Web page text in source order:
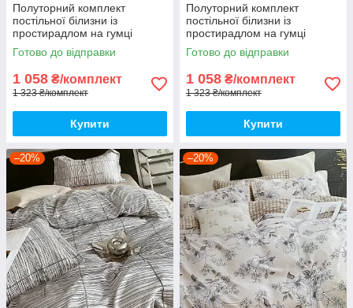
Полуторний комплект
постільної білизни із
простирадлом на гумці
150*220см. Постільна білизна
з фланелі
Готово до відправки
1 058 ₴/комплект
1 323 ₴/комплект
Купити
Полуторний комплект
постільної білизни із
простирадлом на гумці
150*220см. Постільна білизна
з фланелі
Готово до відправки
1 058 ₴/комплект
1 323 ₴/комплект
Купити
–20% –20%